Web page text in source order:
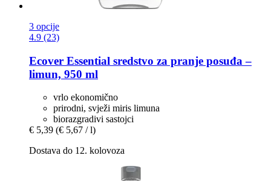
3 opcije
4.9 (23)
Ecover Essential sredstvo za pranje posuđa –
limun, 950 ml
vrlo ekonomično
prirodni, svježi miris limuna
biorazgradivi sastojci
€ 5,39 (€ 5,67 / l)
Dostava do 12. kolovoza